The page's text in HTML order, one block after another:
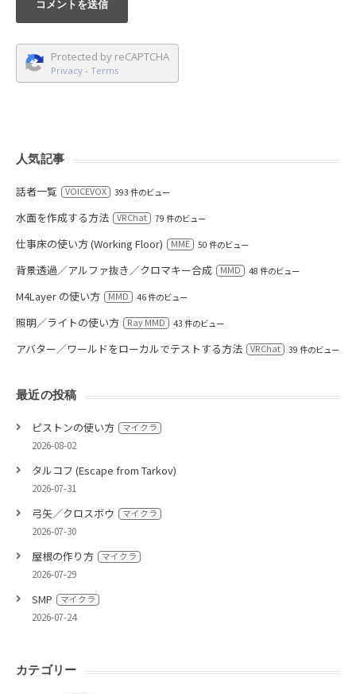
Protected by reCAPTCHA
Privacy - Terms
人気記事
話者一覧 VOICEVOX 393 件のビュー
水面を作成する方法 VRChat 79 件のビュー
仕事床の使い方 (Working Floor) MME 50 件のビュー
背景透過／アルファ抜き／クロマキー合成 MMD 48 件のビュー
M4Layer の使い方 MMD 46 件のビュー
照明／ライトの使い方 Ray MMD 43 件のビュー
アバター／ワールドをローカルでテストする方法 VRChat 39 件のビュー
最近の投稿
ピストンの使い方 マイクラ
2026-08-02
タルコフ (Escape from Tarkov)
2026-07-31
弓矢／クロスボウ マイクラ
2026-07-30
屋根の作り方 マイクラ
2026-07-29
SMP マイクラ
2026-07-24
カテゴリー